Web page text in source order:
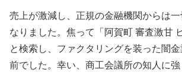
売上が激減し、正規の金融機関からは一
なりました。焦って「阿賀町 審査激甘
と検索し、ファクタリングを装った闇
前でした。幸い、商工会議所の知人に